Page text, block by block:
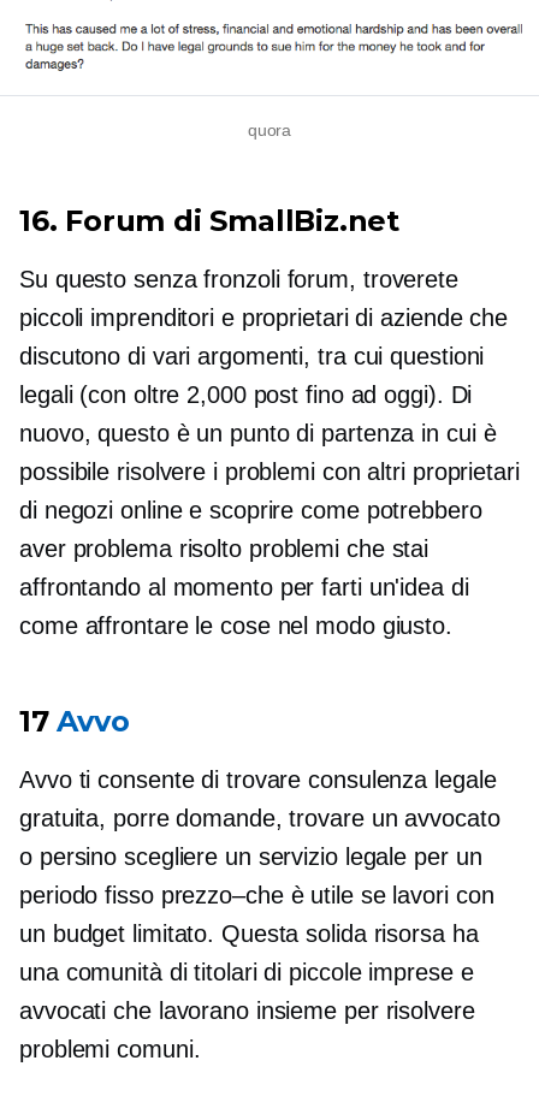
quora
16. Forum di SmallBiz.net
Su questosenza fronzoliforum, troverete
piccoli imprenditori e proprietari di aziende che
discutono di vari argomenti, tra cui questioni
legali (con oltre 2,000 post fino ad oggi). Di
nuovo, questo è un punto di partenza in cui è
possibile risolvere i problemi con altri proprietari
di negozi online e scoprire come potrebbero
aver problema risoltoproblemi che stai
affrontando al momento per farti un'idea di
come affrontare le cose nel modo giusto.
17Avvo
Avvo ti consente di trovare consulenza legale
gratuita, porre domande, trovare un avvocato
o persino scegliere un servizio legale per un
periodo fisso prezzo–cheè utile se lavori con
un budget limitato. Questa solida risorsa ha
una comunità di titolari di piccole imprese e
avvocati che lavorano insieme per risolvere
problemi comuni.